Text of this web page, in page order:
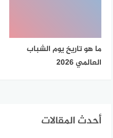
ما هو تاريخ يوم الشباب
العالمي 2026
أحدث المقالات